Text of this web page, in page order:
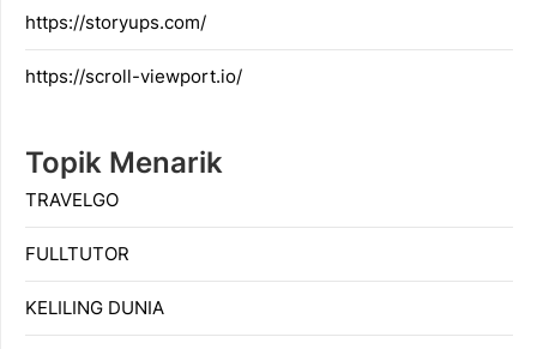
https://storyups.com/
https://scroll-viewport.io/
Topik Menarik
TRAVELGO
FULLTUTOR
KELILING DUNIA